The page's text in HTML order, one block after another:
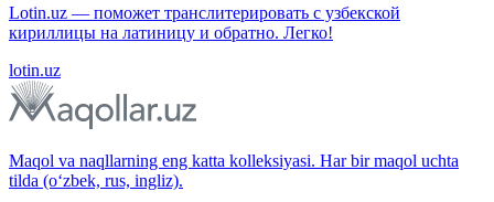
Lotin.uz — поможет транслитерировать с узбекской
кириллицы на латиницу и обратно. Легко!
lotin.uz
Maqol va naqllarning eng katta kolleksiyasi. Har bir maqol uchta
tilda (o‘zbek, rus, ingliz).